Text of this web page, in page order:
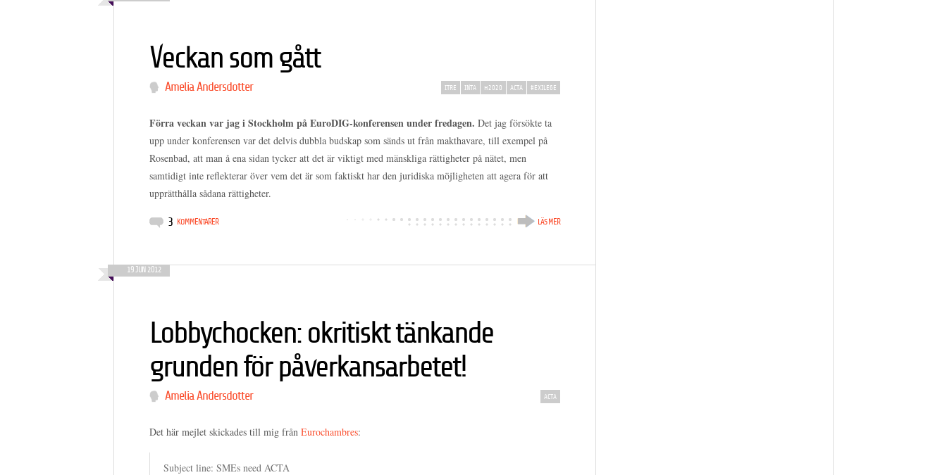
Veckan som gått
Amelia Andersdotter #EXILE6E
ACTA
H2020
INTA
ITRE
Förra veckan var jag i Stockholm på EuroDIG-konferensen under fredagen. Det jag försökte ta
upp under konferensen var det delvis dubbla budskap som sänds ut från makthavare, till exempel på
Rosenbad, att man å ena sidan tycker att det är viktigt med mänskliga rättigheter på nätet, men
samtidigt inte reflekterar över vem det är som faktiskt har den juridiska möjligheten att agera för att
upprätthålla sådana rättigheter.
3 KOMMENTARER LÄS MER
19 JUN 2012
Lobbychocken: okritiskt tänkande
grunden för påverkansarbetet!
Amelia Andersdotter ACTA
Det här mejlet skickades till mig från Eurochambres:
Subject line: SMEs need ACTA